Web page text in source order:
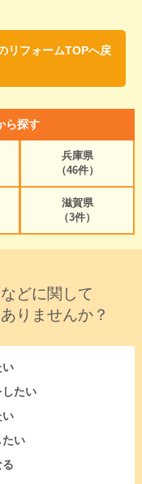
リフォームTOPへ戻
ら探す
兵庫県
（46件）
滋賀県
（3件）
どに関して
りませんか？
い
たい
い
い